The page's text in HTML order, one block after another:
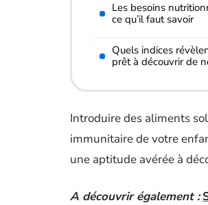
Les besoins
ce qu’il faut savoir
Quels indices
prêt à découvrir de
Introduire des aliments
immunitaire de votre
une aptitude avérée à
A découvrir également :